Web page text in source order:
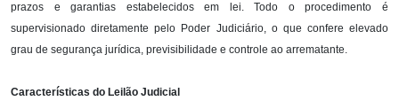
prazos e garantias estabelecidos em lei. Todo o procedimento é
supervisionado diretamente pelo Poder Judiciário, o que confere elevado
grau de segurança jurídica, previsibilidade e controle ao arrematante.
Características do Leilão Judicial